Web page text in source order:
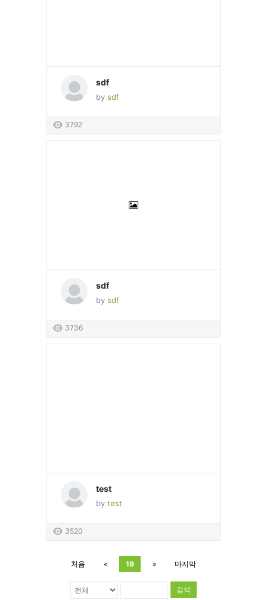
sdf
by sdf
3792
sdf
by sdf
3736
test
by test
3520
처음 « 19 » 마지막
검색